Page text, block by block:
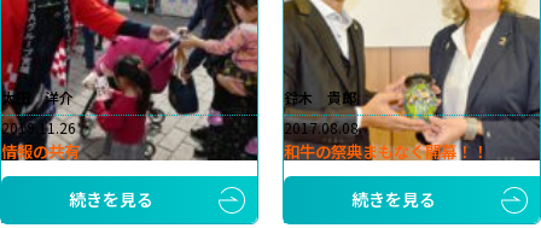
太田 洋介
2019.11.26
情報の共有
続きを見る
鈴木 貴郎
2017.08.08
和牛の祭典まもなく開幕！！
続きを見る